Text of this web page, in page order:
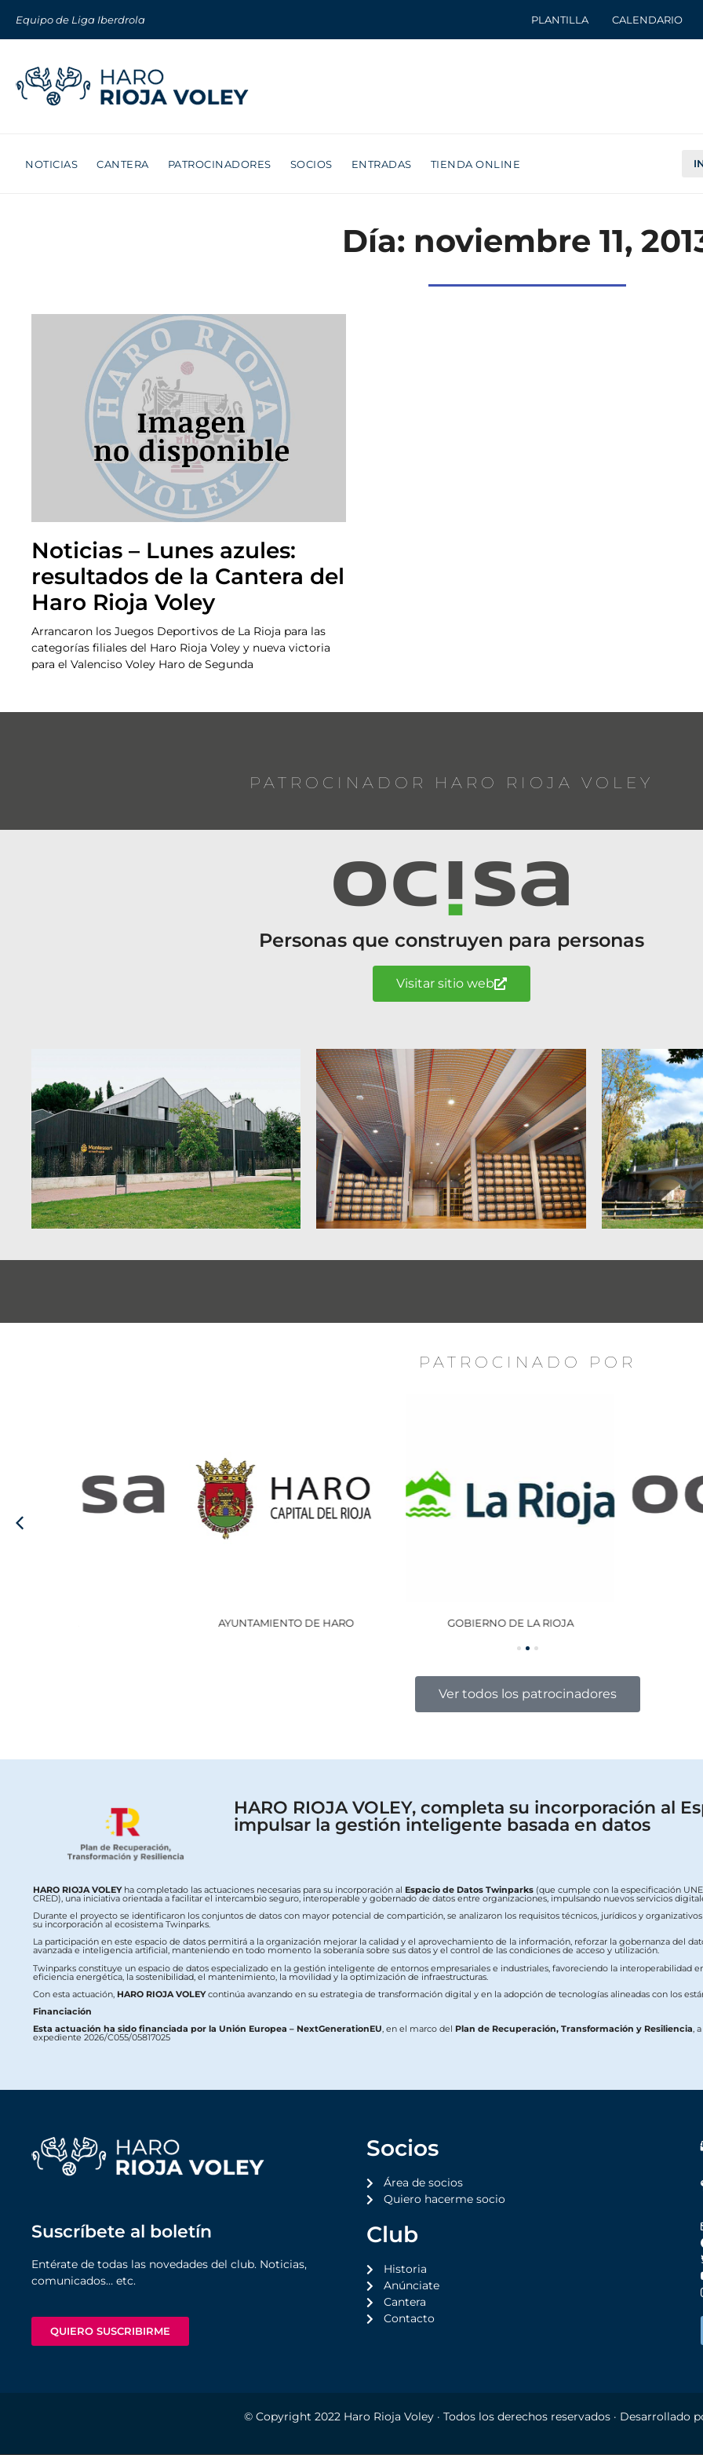
Equipo de Liga Iberdrola PLANTILLA CALENDARIO
NOTICIAS CANTERA PATROCINADORES SOCIOS ENTRADAS TIENDA ONLINE
Día: noviembre 11,
Noticias – Lunes azules:
resultados de la Cantera del
Haro Rioja Voley
Arrancaron los Juegos Deportivos de La Rioja para las
categorías filiales del Haro Rioja Voley y nueva victoria
para el Valenciso Voley Haro de Segunda
PATROCINADOR HARO RIOJA VOLEY
Personas que construyen para personas
Visitar sitio web
PATROCINADO POR
AYUNTAMIENTO DE HARO GOBIERNO DE LA RIOJA
Ver todos los patrocinadores
HARO RIOJA VOLEY, completa su incorporación al
impulsar la gestión inteligente basada en datos
HARO RIOJA VOLEYha completado las actuaciones necesarias para su incorporación al Espacio de Datos Twinparks (que cumple con la especificación
CRED), una iniciativa orientada a facilitar el intercambio seguro, interoperable y gobernado de datos entre organizaciones, impulsando nuevos servicios
Durante el proyecto se identificaron los conjuntos de datos con mayor potencial de compartición, se analizaron los requisitos técnicos, jurídicos y
su incorporación al ecosistema Twinparks.
La participación en este espacio de datos permitirá a la organización mejorar la calidad y el aprovechamiento de la información, reforzar la gobernanza del
avanzada e inteligencia artificial, manteniendo en todo momento la soberanía sobre sus datos y el control de las condiciones de acceso y utilización.
Twinparks constituye un espacio de datos especializado en la gestión inteligente de entornos empresariales e industriales, favoreciendo la interoperabilidad
eficiencia energética, la sostenibilidad, el mantenimiento, la movilidad y la optimización de infraestructuras.
Con esta actuación, HARO RIOJA VOLEYcontinúa avanzando en su estrategia de transformación digital y en la adopción de tecnologías alineadas con los
Financiación
Esta actuación ha sido financiada por la Unión Europea – NextGenerationEU, en el marco del Plan de Recuperación, Transformación y Resiliencia,
expediente 2026/C055/05817025
Suscríbete al boletín
Entérate de todas las novedades del club. Noticias,
comunicados… etc.
QUIERO SUSCRIBIRME
Socios
Área de socios
Quiero hacerme socio
Club
Historia
Anúnciate
Cantera
Contacto
© Copyright 2022 Haro Rioja Voley· Todos los derechos reservados · Desarrollado